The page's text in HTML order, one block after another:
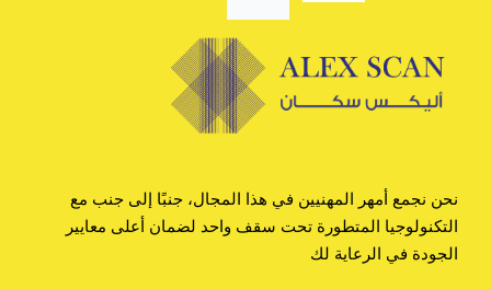
نحن نجمع أمهر المهنيين في هذا المجال، جنبًا إلى جنب مع
التكنولوجيا المتطورة تحت سقف واحد لضمان أعلى معايير
الجودة في الرعاية لك